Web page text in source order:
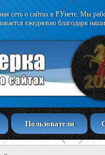
сеть о сайтах в РУнете. Мы
ежедневно благодаря
Пользователи